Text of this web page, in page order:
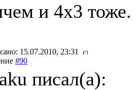
и 4x3 тоже.
15.07.2010, 23:31
#90
писал(a):